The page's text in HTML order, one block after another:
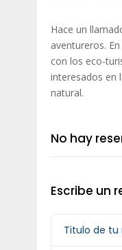
Hace un
aventureros.
con los eco-
interesados en
natural.
No hay
Escribe un